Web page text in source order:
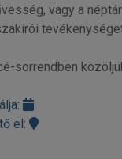
vagy a
sorrendben
el: